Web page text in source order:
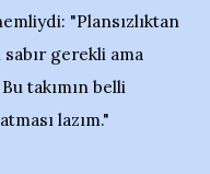
"Plansızlıktan
sabır gerekli ama
takımın belli
lazım."